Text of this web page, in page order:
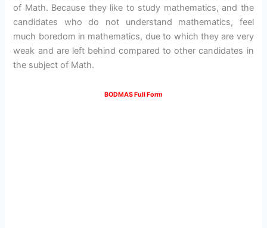
of Math. Because they like to study mathematics, and the
candidates who do not understand mathematics, feel
much boredom in mathematics, due to which they are very
weak and are left behind compared to other candidates in
the subject of Math.
BODMAS Full Form